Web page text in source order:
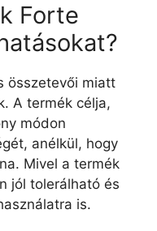
Forte
összetevői miatt
A termék célja,
módon
anélkül, hogy
Mivel a termék
jól tolerálható és
is.